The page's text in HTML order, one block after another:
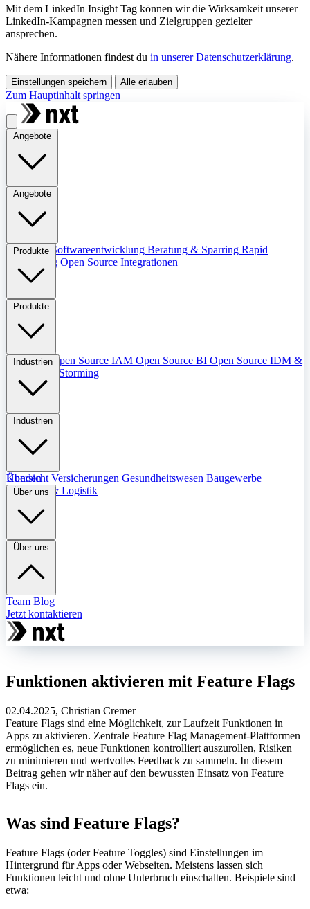
Mit dem LinkedIn Insight Tag können wir die Wirksamkeit unserer
LinkedIn-Kampagnen messen und Zielgruppen gezielter
ansprechen.
Nähere Informationen findest du in unserer Datenschutzerklärung.
Einstellungen speichern Alle erlauben
Zum Hauptinhalt springen
Angebote
Angebote
Übersicht Softwareentwicklung Beratung & Sparring Rapid
Prototyping Open Source Integrationen
Produkte
Produkte
ÜbersichtOpen Source IAM Open Source BI Open Source IDM &
Event Storming
Industrien
Industrien
Übersicht Versicherungen Gesundheitswesen Baugewerbe
Transport & Logistik
Kunden
Über uns
Über uns
Team Blog
Jetzt kontaktieren
Funktionen aktivieren mit Feature Flags
02.04.2025, Christian Cremer
Feature Flags sind eine Möglichkeit, zur Laufzeit Funktionen in
Apps zu aktivieren. Zentrale Feature Flag Management-Plattformen
ermöglichen es, neue Funktionen kontrolliert auszurollen, Risiken
zu minimieren und wertvolles Feedback zu sammeln. In diesem
Beitrag gehen wir näher auf den bewussten Einsatz von Feature
Flags ein.
Was sind Feature Flags?
Feature Flags (oder Feature Toggles) sind Einstellungen im
Hintergrund für Apps oder Webseiten. Meistens lassen sich
Funktionen leicht und ohne Unterbruch einschalten. Beispiele sind
etwa: